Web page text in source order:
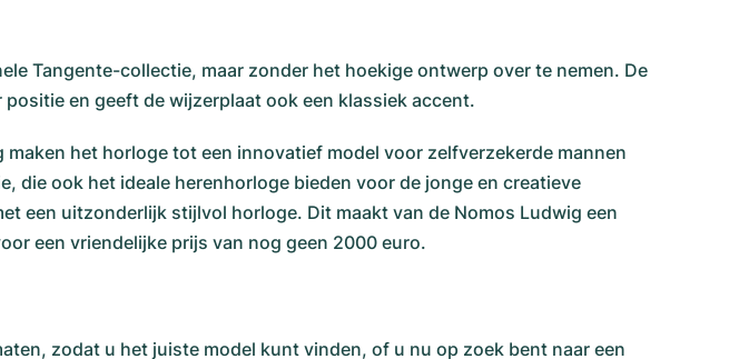
Tangente-collectie, maar zonder het hoekige ontwerp over te nemen. De
en geeft de wijzerplaat ook een klassiek accent.
het horloge tot een innovatief model voor zelfverzekerde mannen
die ook het ideale herenhorloge bieden voor de jonge en creatieve
een uitzonderlijk stijlvol horloge. Dit maakt van de Nomos Ludwig een
een vriendelijke prijs van nog geen 2000 euro.
zodat u het juiste model kunt vinden, of u nu op zoek bent naar een